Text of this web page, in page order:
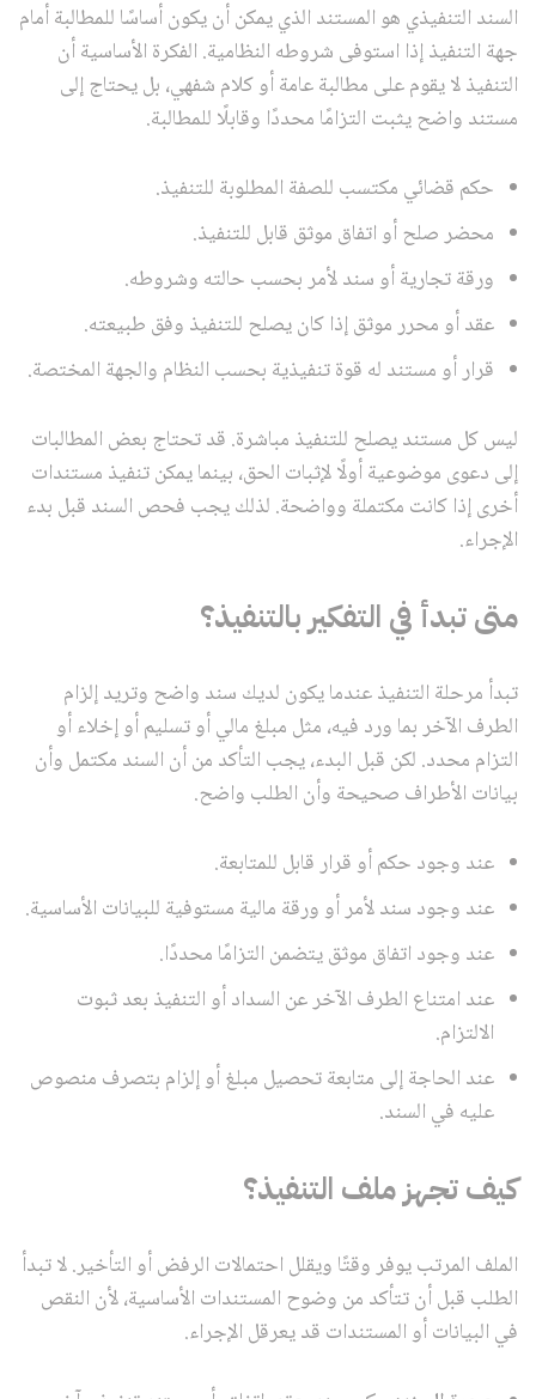
السند التنفيذي هو المستند الذي يمكن أن يكون أساسًا للمطالبة أمام
جهة التنفيذ إذا استوفى شروطه النظامية. الفكرة الأساسية أن
التنفيذ لا يقوم على مطالبة عامة أو كلام شفهي، بل يحتاج إلى
مستند واضح يثبت التزامًا محددًا وقابلًا للمطالبة.
حكم قضائي مكتسب للصفة المطلوبة للتنفيذ.
محضر صلح أو اتفاق موثق قابل للتنفيذ.
ورقة تجارية أو سند لأمر بحسب حالته وشروطه.
عقد أو محرر موثق إذا كان يصلح للتنفيذ وفق طبيعته.
قرار أو مستند له قوة تنفيذية بحسب النظام والجهة المختصة.
ليس كل مستند يصلح للتنفيذ مباشرة. قد تحتاج بعض المطالبات
إلى دعوى موضوعية أولًا لإثبات الحق، بينما يمكن تنفيذ مستندات
أخرى إذا كانت مكتملة وواضحة. لذلك يجب فحص السند قبل بدء
الإجراء.
متى تبدأ في التفكير بالتنفيذ؟
تبدأ مرحلة التنفيذ عندما يكون لديك سند واضح وتريد إلزام
الطرف الآخر بما ورد فيه، مثل مبلغ مالي أو تسليم أو إخلاء أو
التزام محدد. لكن قبل البدء، يجب التأكد من أن السند مكتمل وأن
بيانات الأطراف صحيحة وأن الطلب واضح.
عند وجود حكم أو قرار قابل للمتابعة.
عند وجود سند لأمر أو ورقة مالية مستوفية للبيانات الأساسية.
عند وجود اتفاق موثق يتضمن التزامًا محددًا.
عند امتناع الطرف الآخر عن السداد أو التنفيذ بعد ثبوت
الالتزام.
عند الحاجة إلى متابعة تحصيل مبلغ أو إلزام بتصرف منصوص
عليه في السند.
كيف تجهز ملف التنفيذ؟
الملف المرتب يوفر وقتًا ويقلل احتمالات الرفض أو التأخير. لا تبدأ
الطلب قبل أن تتأكد من وضوح المستندات الأساسية، لأن النقص
في البيانات أو المستندات قد يعرقل الإجراء.